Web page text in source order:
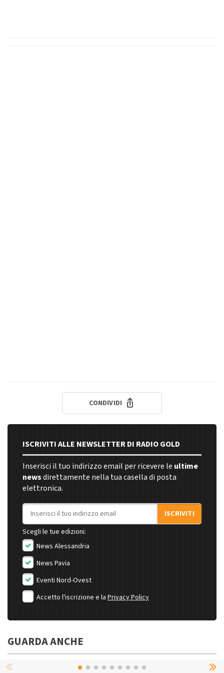
CONDIVIDI
ISCRIVITI ALLE NEWSLETTER DI RADIO GOLD
Inserisci il tuo indirizzo email per ricevere le ultime
newsdirettamente nella tua casella di posta
elettronica.
Indirizzo email
ISCRIVITI
Scegli le tue edizioni:
News Alessandria
News Pavia
Eventi Nord-Ovest
Accetto l'iscrizione e la Privacy Policy
GUARDA ANCHE